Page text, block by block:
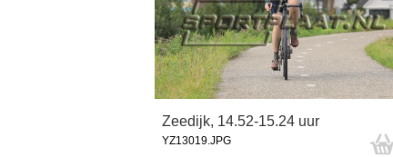
Zeedijk, 14.52-15.24 uur
YZ13019.JPG